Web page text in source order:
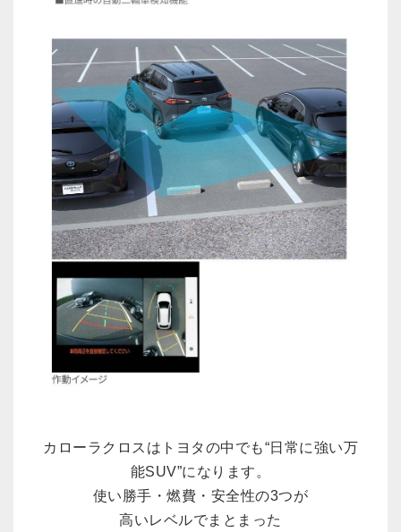
カローラクロスはトヨタの中でも“日常に強い万
能SUV”になります。
使い勝手・燃費・安全性の3つが
高いレベルでまとまった